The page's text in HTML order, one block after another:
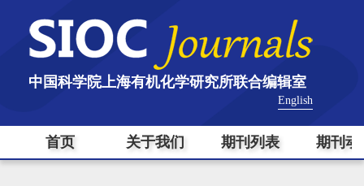
中国科学院上海有机化学研究所联合编辑室
English
首页 关于我们 期刊列表 期刊动